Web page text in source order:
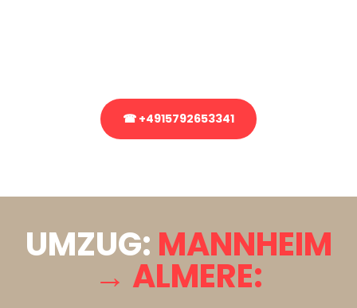
☎ +4915792653341
UMZUG: MANNHEIM
→ ALMERE: